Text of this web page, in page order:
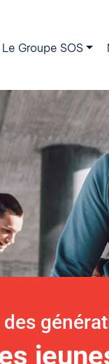
Le Groupe SOS